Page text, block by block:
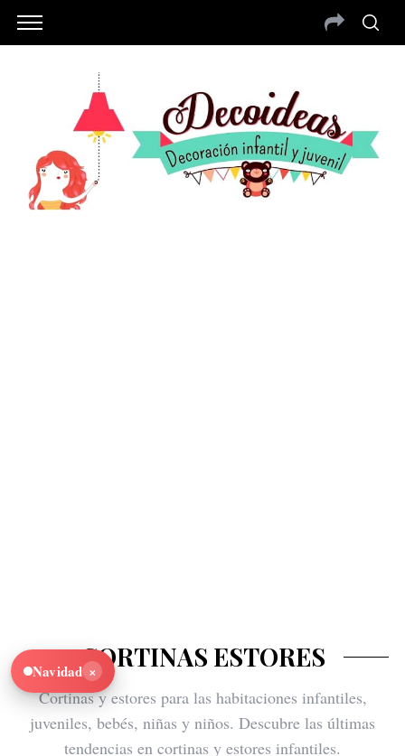
CORTINAS ESTORES
Cortinas y estores para las habitaciones infantiles,
juveniles, bebés, niñas y niños. Descubre las últimas
tendencias en cortinas y estores infantiles.
Navidad ×